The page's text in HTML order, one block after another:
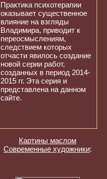
Практика психотерапии
оказывает существенное
влияние на взгляды
Владимира, приводит к
переосмыслениям,
следствием которых
отчасти явилось создание
новой серии работ,
созданных в период 2014-
2015 гг. Эта серия и
представлена на данном
сайте.
Картины маслом
Современные художники: